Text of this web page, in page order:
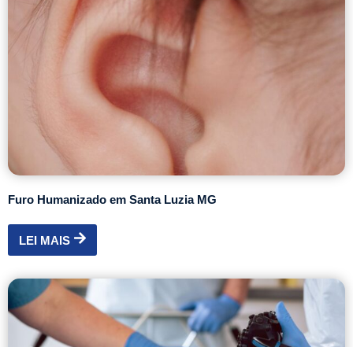
Furo Humanizado em Santa Luzia MG
LEI MAIS